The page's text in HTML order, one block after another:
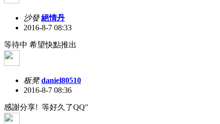
沙發 絕情丹
2016-8-7 08:33
等待中 希望快點推出
板凳 daniel80510
2016-8-7 08:36
感謝分享! 等好久了QQ"